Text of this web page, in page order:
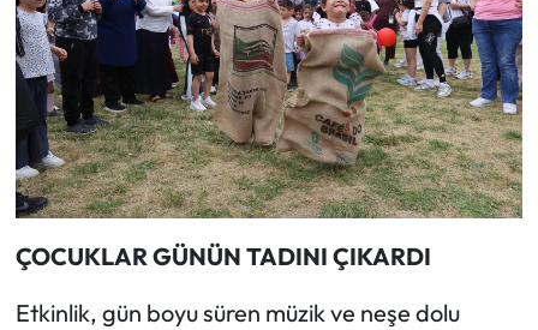
ÇOCUKLAR GÜNÜN TADINI ÇIKARDI
Etkinlik, gün boyu süren müzik ve neşe dolu